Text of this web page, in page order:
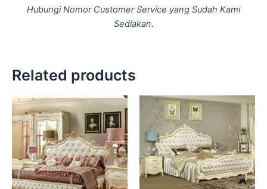
Hubungi Nomor Customer Service yang Sudah Kami
Sediakan.
Related products